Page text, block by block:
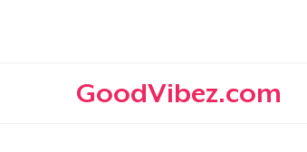
GoodVibez.com